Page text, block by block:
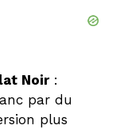
Noir:
par du
plus